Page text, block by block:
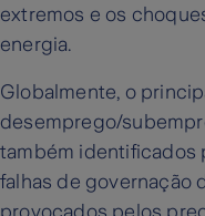
extremos e os
energia.
Globalmente, o
desemprego/
também identificados
falhas de governação